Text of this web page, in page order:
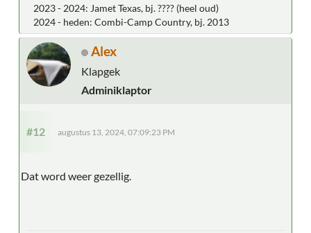
2023 - 2024: Jamet Texas, bj. ???? (heel oud)
2024 - heden: Combi-Camp Country, bj. 2013
Alex
Klapgek
Adminiklaptor
#12 augustus 13, 2024, 07:09:23 PM
Dat word weer gezellig.